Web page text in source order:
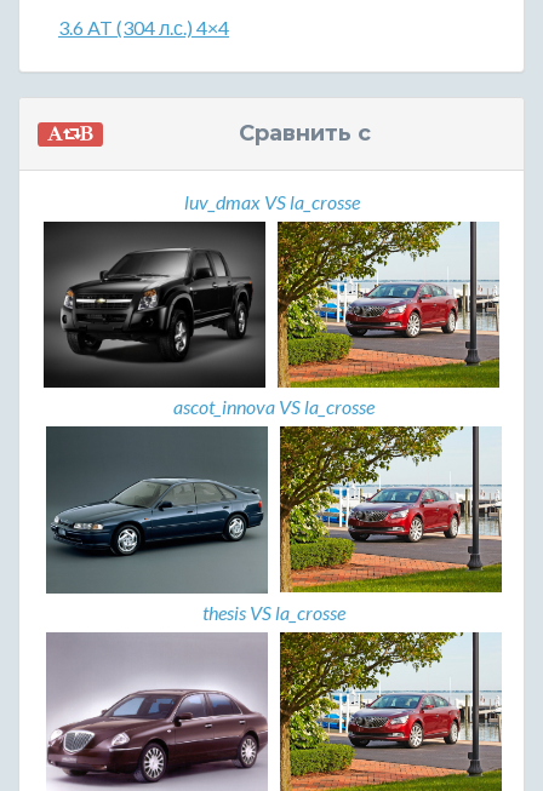
3.6 AT (304 л.с.) 4×4
Сравнить с
luv_dmax VS la_crosse
ascot_innova VS la_crosse
thesis VS la_crosse